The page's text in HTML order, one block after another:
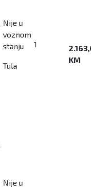
Nije u
voznom
stanju
Tula
1
KM
Nije u